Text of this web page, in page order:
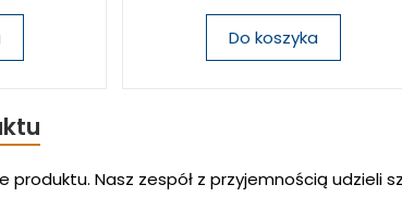
Do koszyka
Nasz zespół z przyjemnością udzieli